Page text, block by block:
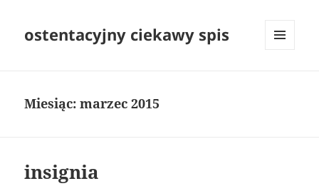
ostentacyjny ciekawy spis
Miesiąc:marzec 2015
insignia